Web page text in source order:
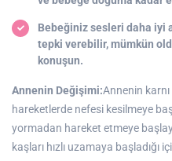
Bebeğiniz sesleri daha iyi
tepki verebilir, mümkün
konuşun.
Annenin Değişimi:Annenin
hareketlerde nefesi kesilmeye
yormadan hareket etmeye
kaşları hızlı uzamaya başladığı